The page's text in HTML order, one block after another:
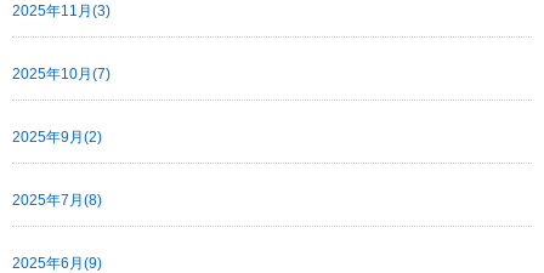
2025年11月(3)
2025年10月(7)
2025年9月(2)
2025年7月(8)
2025年6月(9)